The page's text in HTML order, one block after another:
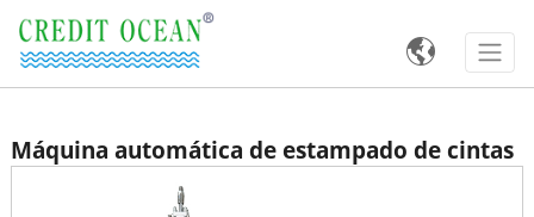

Máquina automática de estampado de cintas